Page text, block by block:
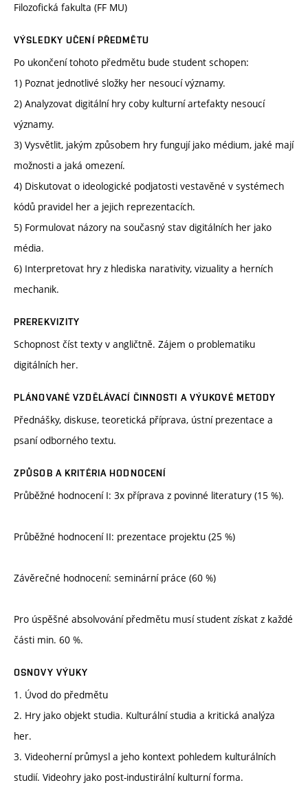
Filozofická fakulta (FF MU)
VÝSLEDKY UČENÍ PŘEDMĚTU
Po ukončení tohoto předmětu bude student schopen:
1) Poznat jednotlivé složky her nesoucí významy.
2) Analyzovat digitální hry coby kulturní artefakty nesoucí
významy.
3) Vysvětlit, jakým způsobem hry fungují jako médium, jaké mají
možnosti a jaká omezení.
4) Diskutovat o ideologické podjatosti vestavěné v systémech
kódů pravidel her a jejich reprezentacích.
5) Formulovat názory na současný stav digitálních her jako
média.
6) Interpretovat hry z hlediska narativity, vizuality a herních
mechanik.
PREREKVIZITY
Schopnost číst texty v angličtně. Zájem o problematiku
digitálních her.
PLÁNOVANÉ VZDĚLÁVACÍ ČINNOSTI A VÝUKOVÉ METODY
Přednášky, diskuse, teoretická příprava, ústní prezentace a
psaní odborného textu.
ZPŮSOB A KRITÉRIA HODNOCENÍ
Průběžné hodnocení I: 3x příprava z povinné literatury (15 %).
Průběžné hodnocení II: prezentace projektu (25 %)
Závěrečné hodnocení: seminární práce (60 %)
Pro úspěšné absolvování předmětu musí student získat z každé
části min. 60 %.
OSNOVY VÝUKY
1. Úvod do předmětu
2. Hry jako objekt studia. Kulturální studia a kritická analýza
her.
3. Videoherní průmysl a jeho kontext pohledem kulturálních
studií. Videohry jako post-industirální kulturní forma.